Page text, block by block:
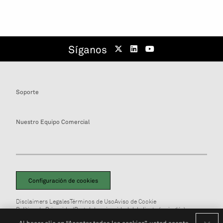
Síganos
Soporte
Nuestro Equipo Comercial
Configuración de cookies
Disclaimers LegalesTérminos de UsoAviso de Cookie
Política de PrivacidadPortal de privacidad del cliente (en inglés)